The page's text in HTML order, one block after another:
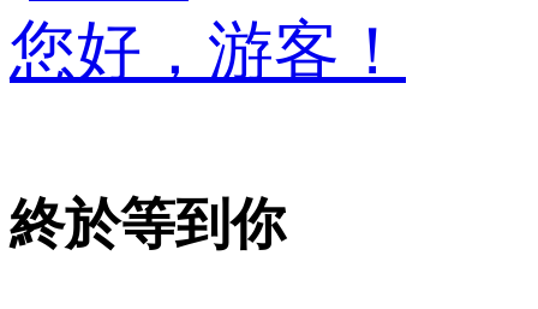
您好，游客！
終於等到你